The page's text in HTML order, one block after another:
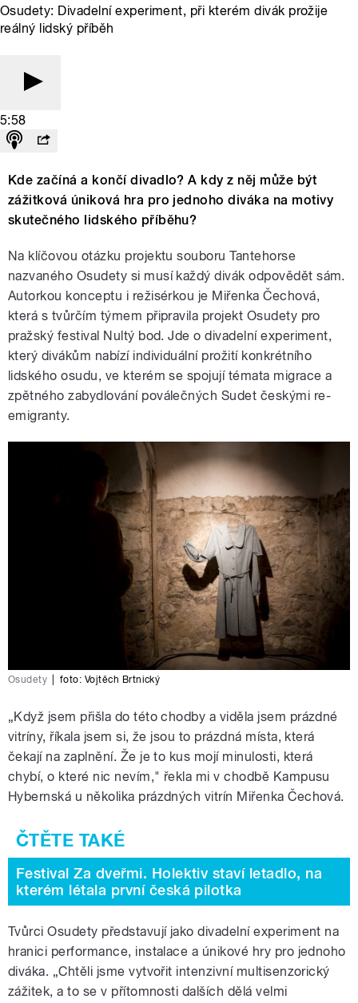
Osudety: Divadelní experiment, při kterém divák prožije
reálný lidský příběh
5:58
Kde začíná a končí divadlo? A kdy z něj může být
zážitková úniková hra pro jednoho diváka na motivy
skutečného lidského příběhu?
Na klíčovou otázku projektu souboru Tantehorse
nazvaného Osudety si musí každý divák odpovědět sám.
Autorkou konceptu i režisérkou je Miřenka Čechová,
která s tvůrčím týmem připravila projekt Osudety pro
pražský festival Nultý bod. Jde o divadelní experiment,
který divákům nabízí individuální prožití konkrétního
lidského osudu, ve kterém se spojují témata migrace a
zpětného zabydlování poválečných Sudet českými re-
emigranty.
Osudety foto: Vojtěch Brtnický
„Když jsem přišla do této chodby a viděla jsem prázdné
vitríny, říkala jsem si, že jsou to prázdná místa, která
čekají na zaplnění. Že je to kus mojí minulosti, která
chybí, o které nic nevím," řekla mi v chodbě Kampusu
Hybernská u několika prázdných vitrín Miřenka Čechová.
Festival Za dveřmi. Holektiv staví letadlo, na
kterém létala první česká pilotka
Tvůrci Osudety představují jako divadelní experiment na
hranici performance, instalace a únikové hry pro jednoho
diváka. „Chtěli jsme vytvořit intenzivní multisenzorický
zážitek, a to se v přítomnosti dalších dělá velmi